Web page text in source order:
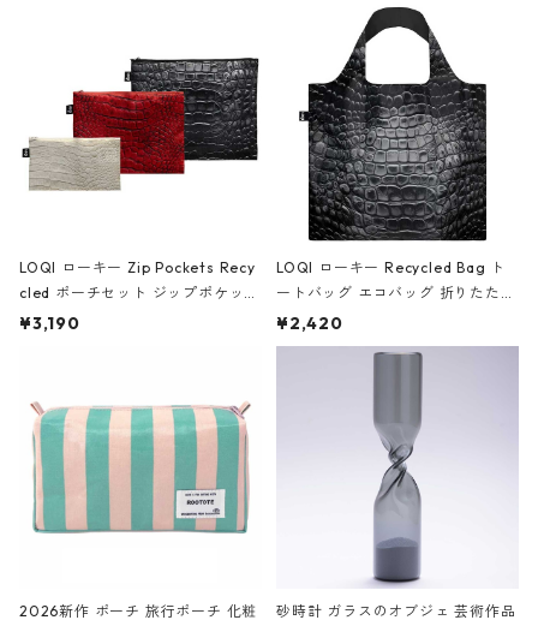
Black ジャン=ミッシェル・バスキ
ア/クラウン ブラック
LOQI ローキー Zip Pockets Recy
cled ポーチセット ジップポケット
ファスナーポーチ 撥水加工 トラベ
ーガンディー、オフホワイト
¥3,190
LOQI ローキー Recycled Bag ト
ートバッグ エコバッグ 折りたたみ
大きめ 撥水加工 収納ポーチ CRO
CODILE/Black クロコダイル/ブラ
¥2,420
2026新作 ポーチ 旅行ポーチ 化粧
砂時計 ガラスのオブジェ 芸術作品